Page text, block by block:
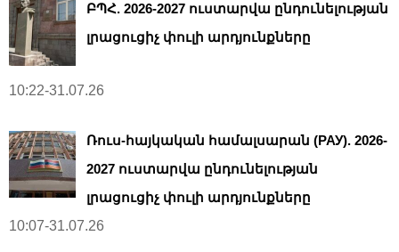
ԲՊՀ. 2026-2027 ուստարվա ընդունելության
լրացուցիչ փուլի արդյունքները
10:22-31.07.26
Ռուս-հայկական համալսարան (РАУ). 2026-
2027 ուստարվա ընդունելության
լրացուցիչ փուլի արդյունքները
10:07-31.07.26